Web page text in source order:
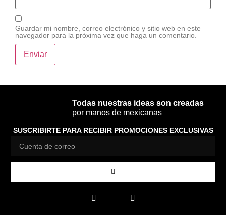
Guardar mi nombre, correo electrónico y sitio web en este
navegador para la próxima vez que haga un comentario.
Todas nuestras ideas son creadas
por manos de mexicanas
SUSCRIBIRTE PARA RECIBIR PROMOCIONES EXCLUSIVAS